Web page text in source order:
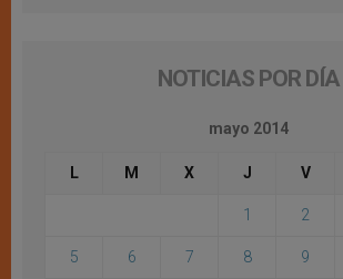
NOTICIAS POR DÍA
mayo 2014
L M X J V
1 2
5 6 7 8 9